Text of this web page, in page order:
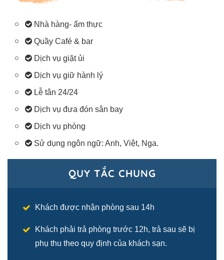
Nhà hàng- ẩm thực
Quầy Café & bar
Dịch vụ giặt ủi
Dịch vụ giữ hành lý
Lễ tân 24/24
Dịch vụ đưa đón sân bay
Dịch vụ phòng
Sử dụng ngôn ngữ: Anh, Việt, Nga.
QUY TẮC CHUNG
Khách được nhận phòng sau 14h
Khách phải trả phòng trước 12h, trả sau sẽ bị
phụ thu theo quy định của khách sạn.